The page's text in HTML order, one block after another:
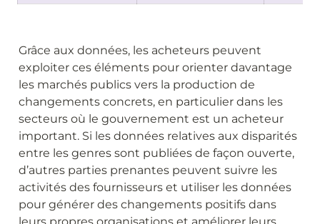
Grâce aux données, les acheteurs peuvent
exploiter ces éléments pour orienter davantage
les marchés publics vers la production de
changements concrets, en particulier dans les
secteurs où le gouvernement est un acheteur
important. Si les données relatives aux disparités
entre les genres sont publiées de façon ouverte,
d’autres parties prenantes peuvent suivre les
activités des fournisseurs et utiliser les données
pour générer des changements positifs dans